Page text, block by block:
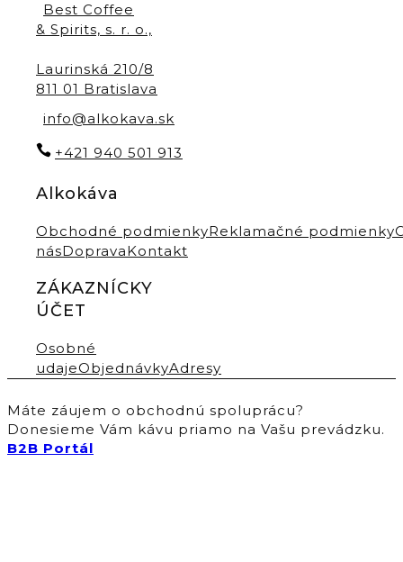
Best Coffee
& Spirits, s. r. o.,
Laurinská 210/8
811 01 Bratislava
info@alkokava.sk
+421 940 501 913
Alkokáva
Obchodné podmienkyReklamačné podmienky
násDopravaKontakt
ZÁKAZNÍCKY
ÚČET
Osobné
udajeObjednávkyAdresy
Máte záujem o obchodnú spoluprácu?
Donesieme Vám kávu priamo na Vašu prevádzku.
B2B Portál